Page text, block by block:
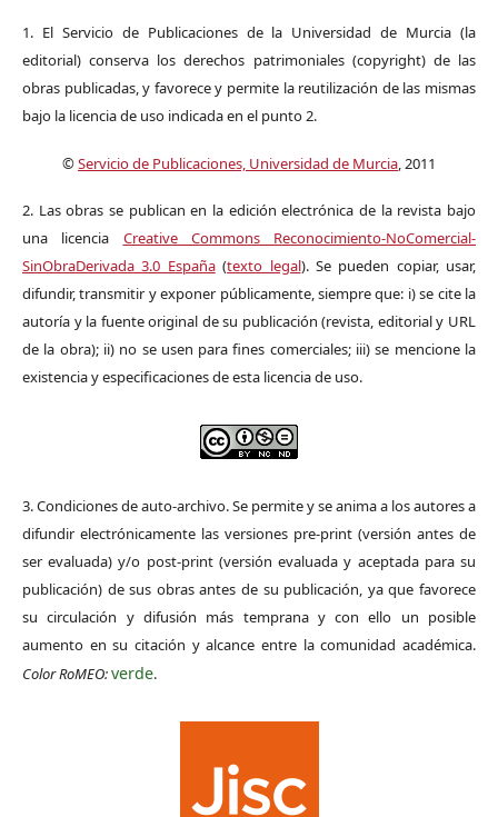
1. El Servicio de Publicaciones de la Universidad de Murcia (la
editorial) conserva los derechos patrimoniales (copyright) de las
obras publicadas, y favorece y permite la reutilización de las mismas
bajo la licencia de uso indicada en el punto 2.
©Servicio de Publicaciones, Universidad de Murcia, 2011
2. Las obras se publican en la edición electrónica de la revista bajo
una licencia Creative Commons Reconocimiento-NoComercial-
SinObraDerivada 3.0 España(texto legal). Se pueden copiar, usar,
difundir, transmitir y exponer públicamente, siempre que: i) se cite la
autoría y la fuente original de su publicación (revista, editorial y URL
de la obra); ii) no se usen para fines comerciales; iii) se mencione la
existencia y especificaciones de esta licencia de uso.
3. Condiciones de auto-archivo. Se permite y se anima a los autores a
difundir electrónicamente las versiones pre-print (versión antes de
ser evaluada) y/o post-print (versión evaluada y aceptada para su
publicación) de sus obras antes de su publicación, ya que favorece
su circulación y difusión más temprana y con ello un posible
aumento en su citación y alcance entre la comunidad académica.
Color RoMEO:verde.